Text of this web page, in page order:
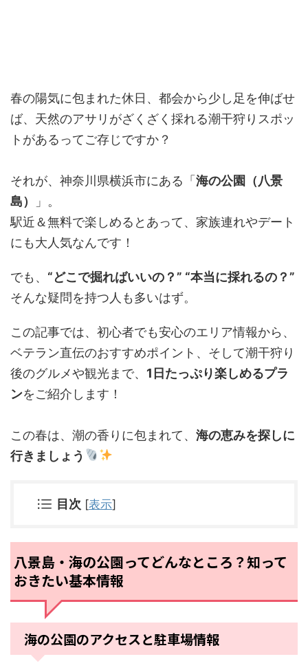
春の陽気に包まれた休日、都会から少し足を伸ばせ
ば、天然のアサリがざくざく採れる潮干狩りスポッ
トがあるってご存じですか？
それが、神奈川県横浜市にある「海の公園（八景
島）
」。
駅近＆無料で楽しめるとあって、家族連れやデート
にも大人気なんです！
でも、 “どこで掘ればいいの？” “本当に採れるの？”
そんな疑問を持つ人も多いはず。
この記事では、初心者でも安心のエリア情報から、
ベテラン直伝のおすすめポイント、そして潮干狩り
後のグルメや観光まで、 1日たっぷり楽しめるプラ
ンをご紹介します！
この春は、潮の香りに包まれて、 海の恵みを探しに
行きましょう
目次 [表示]
八景島・海の公園ってどんなところ？知って
おきたい基本情報
海の公園のアクセスと駐車場情報